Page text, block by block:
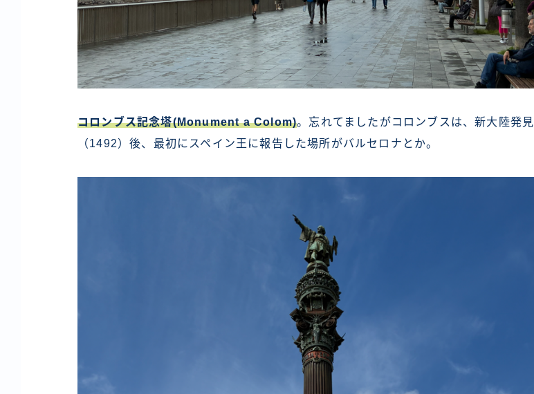
コロンブス記念塔(Monument a Colom)。忘れてましたがコロンブスは、新大陸発見
（1492）後、最初にスペイン王に報告した場所がバルセロナとか。